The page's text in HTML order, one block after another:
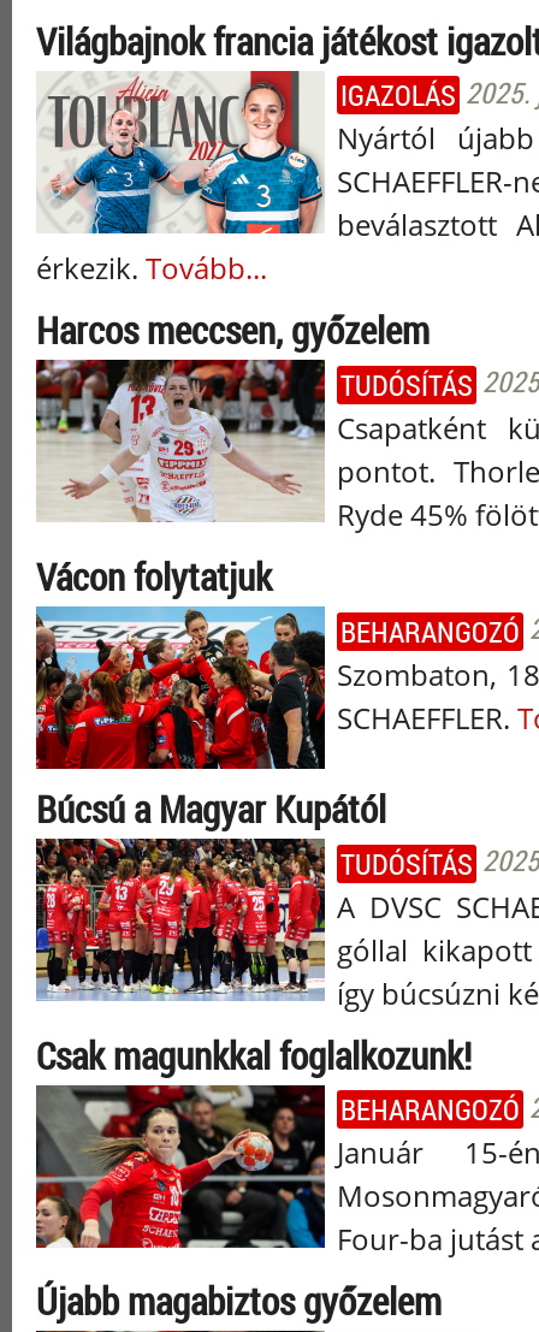
Világbajnok francia játékost
IGAZOLÁS 2025.
Nyártól
beválasztott
érkezik. Tovább...
Harcos meccsen, győzelem
TUDÓSÍTÁS
Csapatként
pontot.
Ryde 45%
Vácon folytatjuk
BEHARANGOZÓ
Szombaton,
SCHAEFFLER.
Búcsú a Magyar Kupától
TUDÓSÍTÁS
A DVSC
góllal
így búcsúzni
Csak magunkkal foglalkozunk!
BEHARANGOZÓ
Január
Four-ba jutást
Újabb magabiztos győzelem